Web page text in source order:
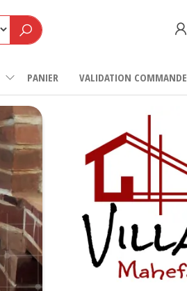
PANIER VALIDATION COMMANDE